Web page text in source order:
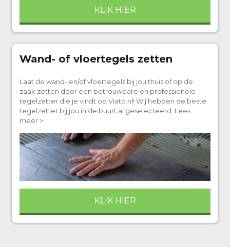
KLIK HIER
Wand- of vloertegels zetten
Laat de wand- en/of vloertegels bij jou thuis of op de
zaak zetten door een betrouwbare en professionele
tegelzetter die je vindt op Viato.nl! Wij hebben de beste
tegelzetter bij jou in de buurt al geselecteerd. Lees
meer >
KLIK HIER